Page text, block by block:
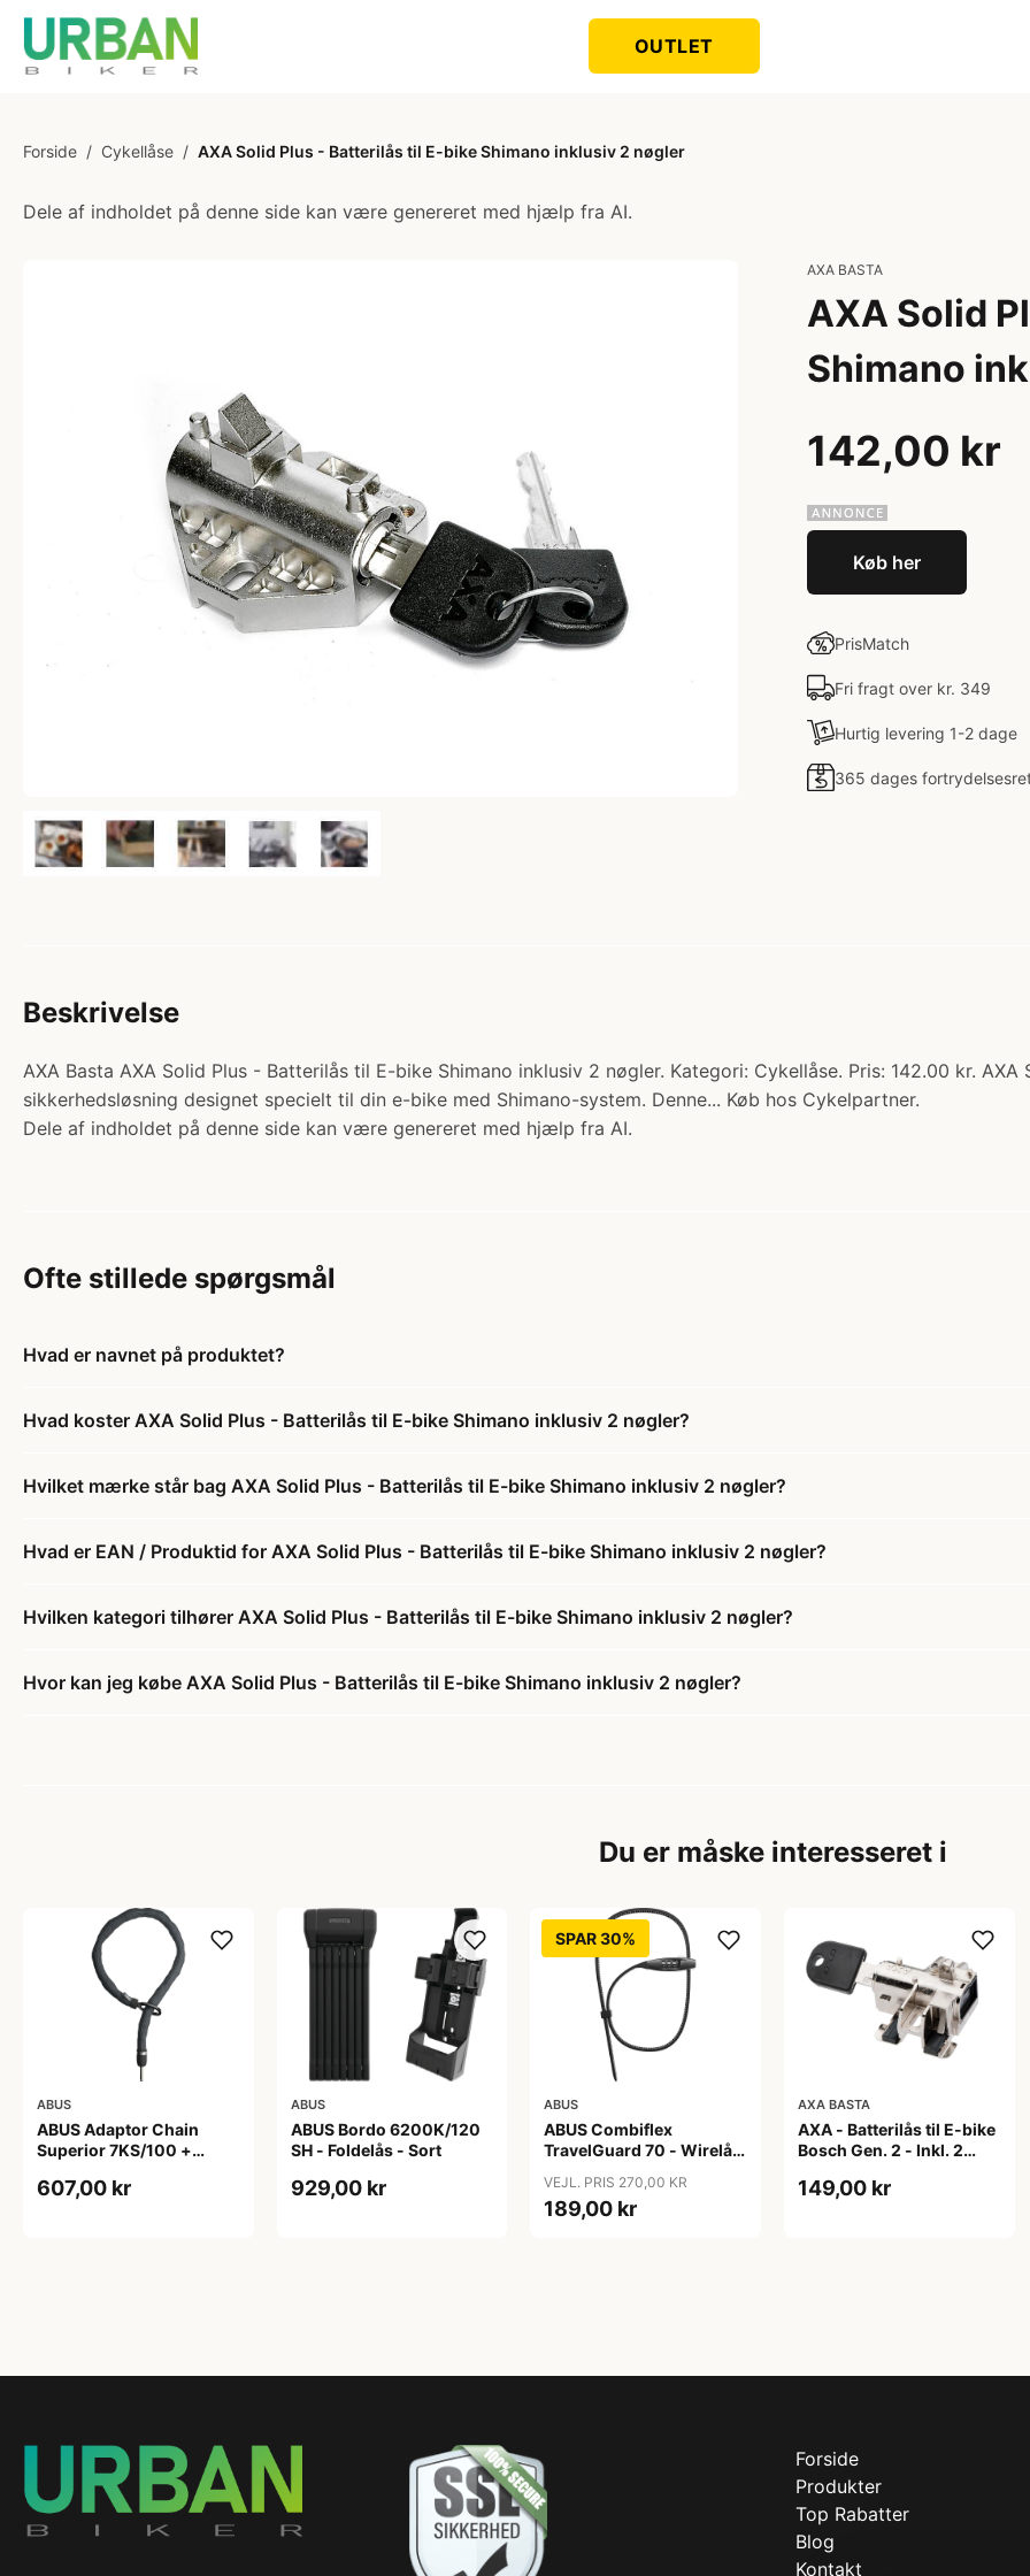
OUTLET
Forside / Cykellåse / AXA Solid Plus - Batterilås til E-bike Shimano inklusiv 2 nøgler
Dele af indholdet på denne side kan være genereret med hjælp fra AI.
AXA BASTA
AXA Solid
Shimano
142,00 kr
Køb her
PrisMatch
Fri fragt over kr. 349
Hurtig levering 1-2 dage
365 dages
Beskrivelse
AXA Basta AXA Solid Plus - Batterilås til E-bike Shimano inklusiv 2 nøgler. Kategori: Cykellåse. Pris: 142.00 kr.
sikkerhedsløsning designet specielt til din e-bike med Shimano-system. Denne... Køb hos Cykelpartner.
Dele af indholdet på denne side kan være genereret med hjælp fra AI.
Ofte stillede spørgsmål
Hvad er navnet på produktet?
Hvad koster AXA Solid Plus - Batterilås til E-bike Shimano inklusiv 2 nøgler?
Hvilket mærke står bag AXA Solid Plus - Batterilås til E-bike Shimano inklusiv 2 nøgler?
Hvad er EAN / Produktid for AXA Solid Plus - Batterilås til E-bike Shimano inklusiv 2 nøgler?
Hvilken kategori tilhører AXA Solid Plus - Batterilås til E-bike Shimano inklusiv 2 nøgler?
Hvor kan jeg købe AXA Solid Plus - Batterilås til E-bike Shimano inklusiv 2 nøgler?
Du er måske interesseret i
ABUS
ABUS Adaptor Chain
Superior 7KS/100 +
607,00 kr
ABUS
ABUS Bordo 6200K/120
SH - Foldelås - Sort
929,00 kr
SPAR 30%
ABUS
ABUS Combiflex
TravelGuard 70 - Wirelås
VEJL. PRIS 270,00 KR
189,00 kr
AXA BASTA
AXA - Batterilås til E-bike
Bosch Gen. 2 - Inkl. 2
149,00 kr
Forside
Produkter
Top Rabatter
Blog
Kontakt